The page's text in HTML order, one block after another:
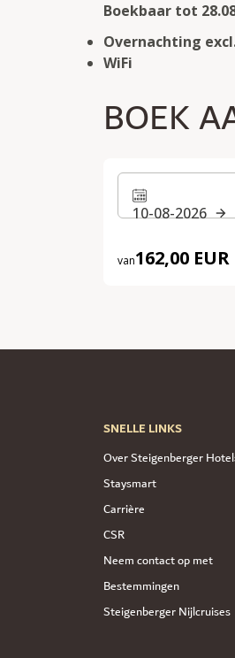
Boekbaar tot
Overnachting
WiFi
BOEK
10-08-2026
van162,00 EUR
SNELLE LINKS
Over Steigenberger
Staysmart
Carrière
CSR
Neem contact op met
Bestemmingen
Steigenberger Nijlcruises